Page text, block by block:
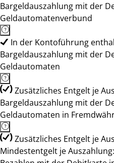
Bargeldauszahlung mit der
Geldautomatenverbund
In der Kontoführung
Bargeldauszahlung mit der
Geldautomaten
Zusätzliches Entgelt je
Bargeldauszahlung mit der
Geldautomaten in
Zusätzliches Entgelt je
Mindestentgelt je